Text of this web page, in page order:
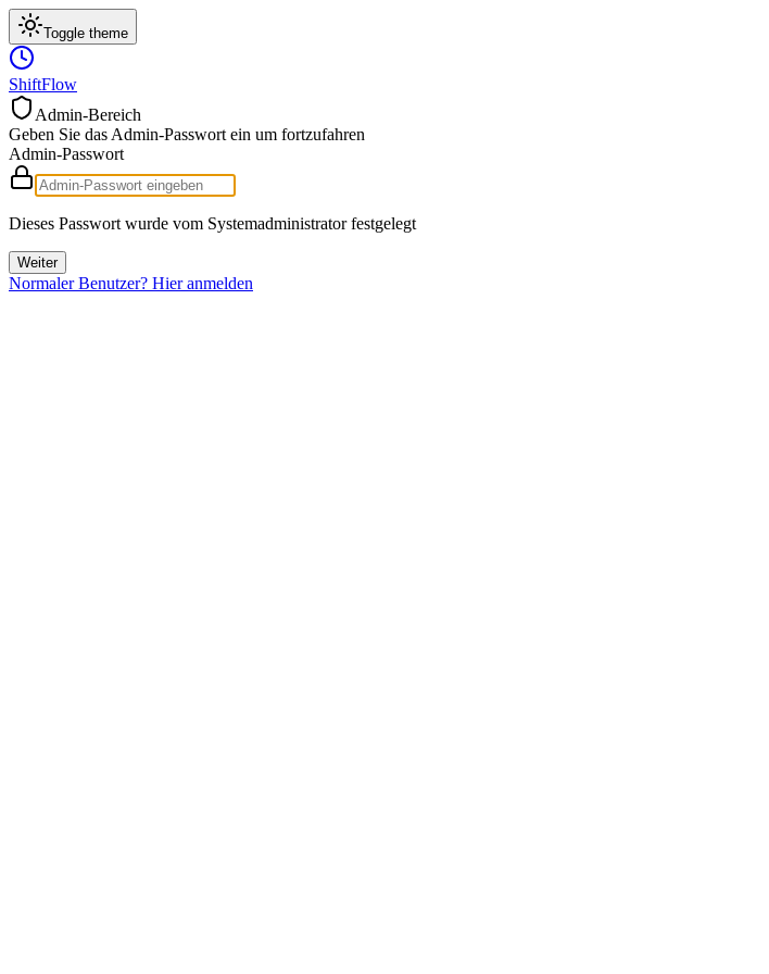
Toggle theme
ShiftFlow
Admin-Bereich
Geben Sie das Admin-Passwort ein um fortzufahren
Admin-Passwort
Dieses Passwort wurde vom Systemadministrator festgelegt
Weiter
Normaler Benutzer? Hier anmelden